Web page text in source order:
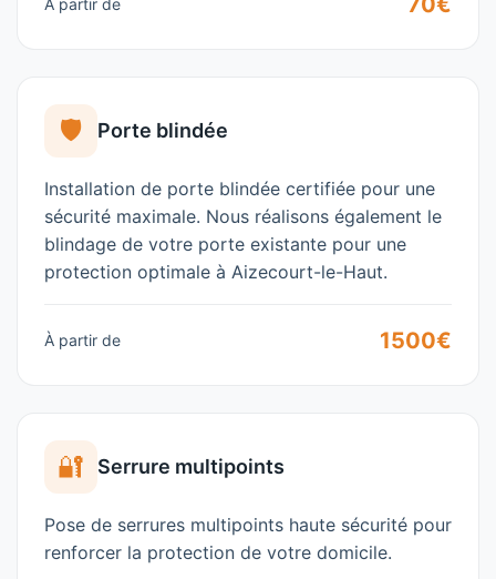
À partir de
🛡️ Porte blindée
Installation de porte blindée certifiée pour une
sécurité maximale. Nous réalisons également le
blindage de votre porte existante pour une
protection optimale à Aizecourt-le-Haut.
À partir de 1500€
🔐 Serrure multipoints
Pose de serrures multipoints haute sécurité pour
renforcer la protection de votre domicile.